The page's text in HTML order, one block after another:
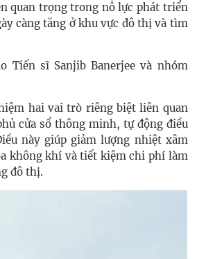
quan trọng trong nỗ lực phát triển
càng tăng ở khu vực đô thị và tìm
Tiến sĩ Sanjib Banerjee và nhóm
hai vai trò riêng biệt liên quan
cửa sổ thông minh, tự động điều
này giúp giảm lượng nhiệt xâm
không khí và tiết kiệm chi phí làm
đô thị.